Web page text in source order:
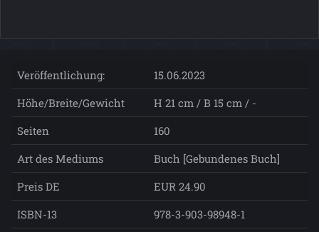
Veröffentlichung:
15.06.2023
Höhe/Breite/Gewicht
H 21 cm / B 15 cm / -
Seiten
160
Art des Mediums
Buch [Gebundenes Buch]
Preis DE
EUR 24.90
ISBN-13
978-3-903-98948-1